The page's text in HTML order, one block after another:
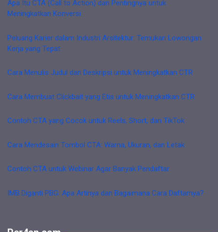
Apa Itu CTA (Call to Action) dan Pentingnya untuk
Meningkatkan Konversi
Peluang Karier dalam Industri Arsitektur: Temukan Lowongan
Kerja yang Tepat
Cara Menulis Judul dan Deskripsi untuk Meningkatkan CTR
Cara Membuat Clickbait yang Etis untuk Meningkatkan CTR
Contoh CTA yang Cocok untuk Reels, Short, dan TikTok
Cara Mendesain Tombol CTA: Warna, Ukuran, dan Letak
Contoh CTA untuk Webinar Agar Banyak Pendaftar
IMB Diganti PBG: Apa Artinya dan Bagaimana Cara Daftarnya?